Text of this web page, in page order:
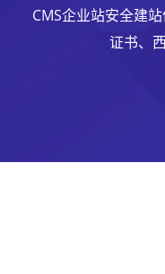
CMS企业站安全建
证书、